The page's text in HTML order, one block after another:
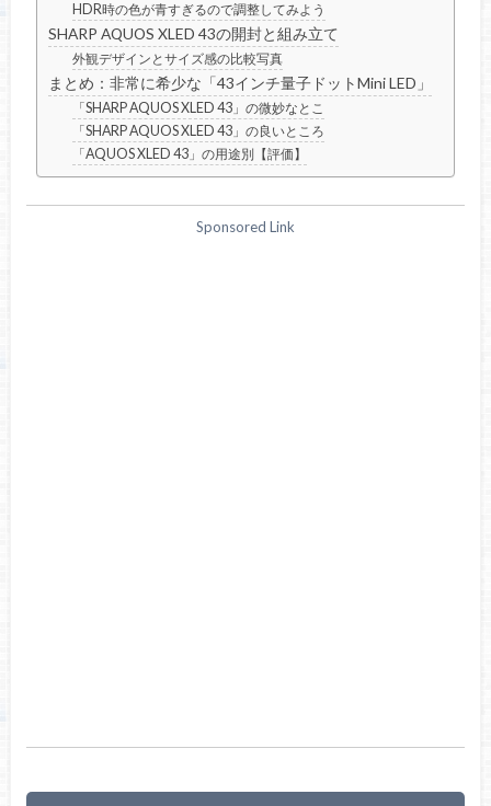
HDR時の色が青すぎるので調整してみよう
SHARP AQUOS XLED 43の開封と組み立て
外観デザインとサイズ感の比較写真
まとめ：非常に希少な「43インチ量子ドットMini LED」
「SHARP AQUOS XLED 43」の微妙なとこ
「SHARP AQUOS XLED 43」の良いところ
「AQUOS XLED 43」の用途別【評価】
Sponsored Link